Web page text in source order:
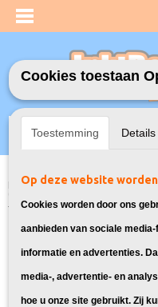
Inloggen Registreren
Home>Toners>Geschikt
Cookies toestaan
Toestemming Details
Op deze website
Cookies worden door ons
aanbieden van sociale
informatie en advertenties.
media-, advertentie- en
hoe u onze site gebruikt. Zij